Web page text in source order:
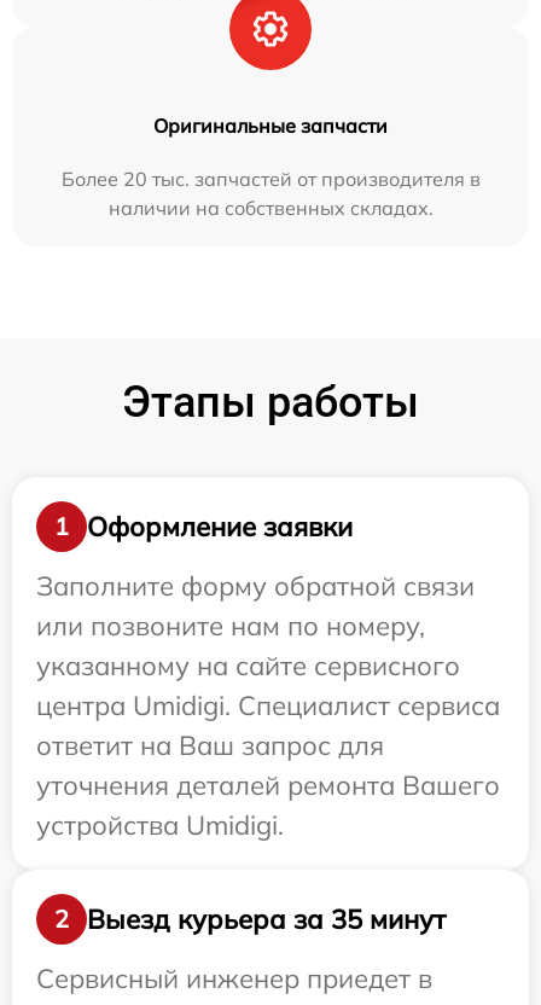
Оригинальные запчасти
Более 20 тыс. запчастей от производителя в
наличии на собственных складах.
Этапы работы
1
Оформление заявки
Заполните форму обратной связи
или позвоните нам по номеру,
указанному на сайте сервисного
центра Umidigi. Специалист сервиса
ответит на Ваш запрос для
уточнения деталей ремонта Вашего
устройства Umidigi.
2
Выезд курьера за 35 минут
Сервисный инженер приедет в